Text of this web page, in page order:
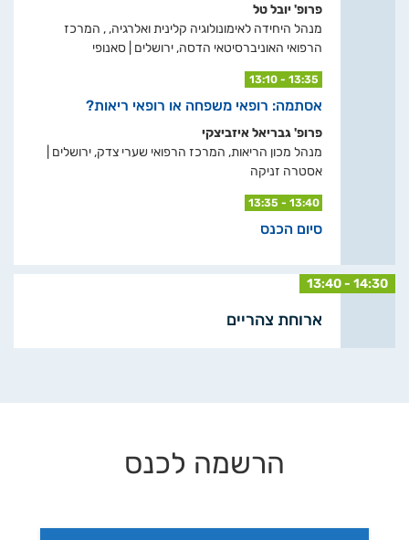
פרופ' יובל טל
מנהל היחידה לאימונולוגיה קלינית ואלרגיה, , המרכז
הרפואי האוניברסיטאי הדסה, ירושלים | סאנופי
13:10 - 13:35
אסתמה: רופאי משפחה או רופאי ריאות?
פרופ' גבריאל איזביצקי
מנהל מכון הריאות, המרכז הרפואי שערי צדק, ירושלים |
אסטרה זניקה
13:35 - 13:40
סיום הכנס
13:40 - 14:30
ארוחת צהריים
הרשמה לכנס